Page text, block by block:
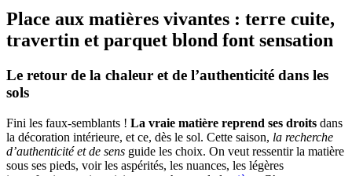
Place aux matières vivantes : terre cuite,
travertin et parquet blond font sensation
Le retour de la chaleur et de l’authenticité dans les
sols
Fini les faux-semblants ! La vraie matière reprend ses droits dans
la décoration intérieure, et ce, dès le sol. Cette saison, la recherche
d’authenticité et de sens guide les choix. On veut ressentir la matière
sous ses pieds, voir les aspérités, les nuances, les légères